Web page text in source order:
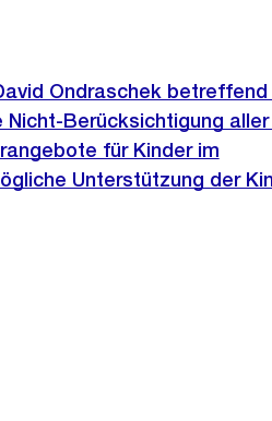
Ondraschek
Berücksichtigung
für Kinder im
Unterstützung der